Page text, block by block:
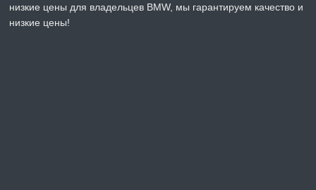
низкие цены для владельцев BMW, мы гарантируем качество и
низкие цены!